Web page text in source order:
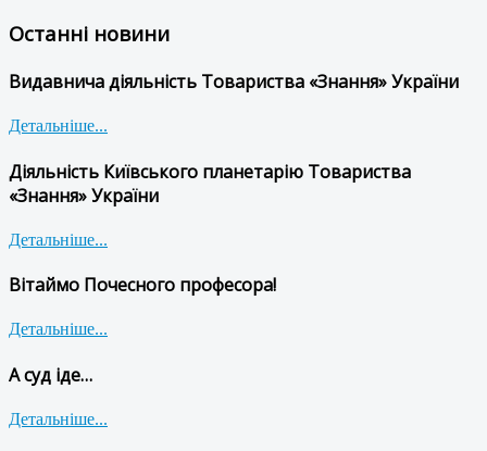
Останні новини
Видавнича діяльність Товариства «Знання» України
Детальніше...
Діяльність Київського планетарію Товариства
«Знання» України
Детальніше...
Вітаймо Почесного професора!
Детальніше...
А суд іде…
Детальніше...